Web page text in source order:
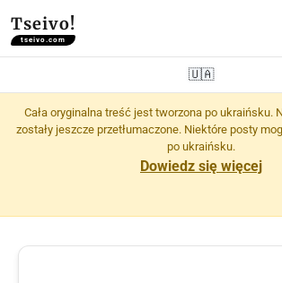
Tseivo!
tseivo.com
🇺🇦
Cała oryginalna treść jest tworzona po ukraińsku.
zostały jeszcze przetłumaczone. Niektóre posty
po ukraińsku.
Dowiedz się więcej